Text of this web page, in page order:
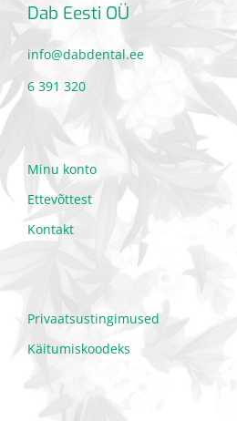
Dab Eesti OÜ
info@dabdental.ee
6 391 320
Minu konto
Ettevõttest
Kontakt
Privaatsustingimused
Käitumiskoodeks